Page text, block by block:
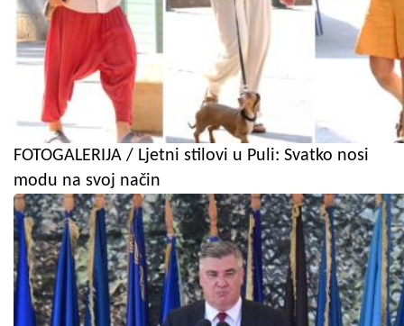
FOTOGALERIJA / Ljetni stilovi u Puli: Svatko nosi
modu na svoj način